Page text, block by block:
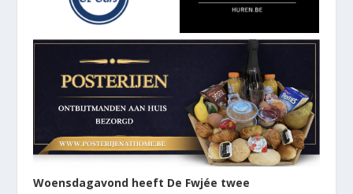
Woensdagavond heeft De Fwjée twee